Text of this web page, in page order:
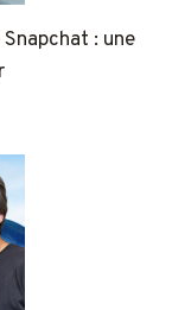
: une